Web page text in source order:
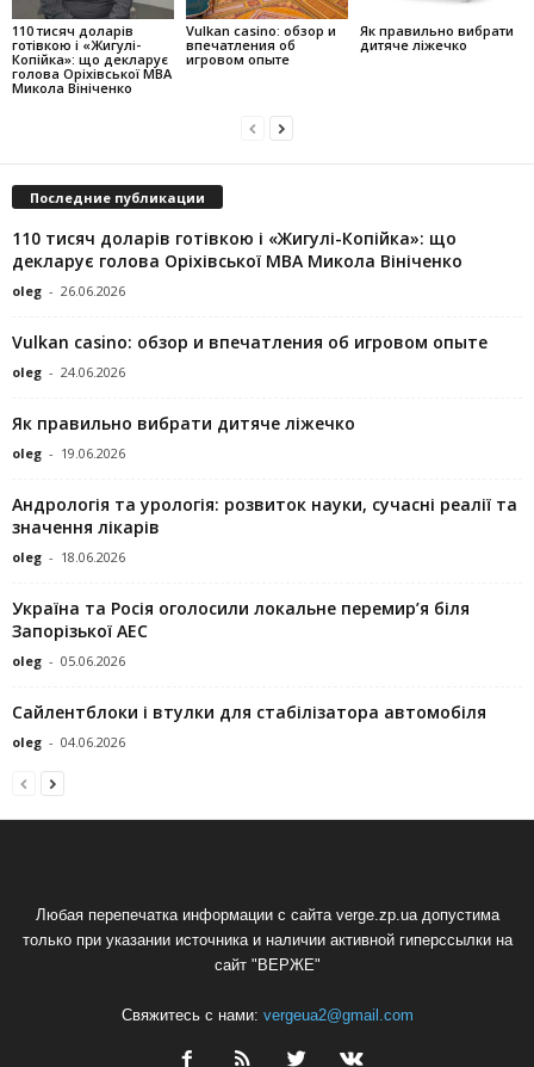
110 тисяч доларів
готівкою і «Жигулі-
Копійка»: що декларує
голова Оріхівської МВА
Микола Вініченко
Vulkan casino: обзор и
впечатления об
игровом опыте
Як правильно вибрати
дитяче ліжечко
Последние публикации
110 тисяч доларів готівкою і «Жигулі-Копійка»: що
декларує голова Оріхівської МВА Микола Вініченко
oleg - 26.06.2026
Vulkan casino: обзор и впечатления об игровом опыте
oleg - 24.06.2026
Як правильно вибрати дитяче ліжечко
oleg - 19.06.2026
Андрологія та урологія: розвиток науки, сучасні реалії та
значення лікарів
oleg - 18.06.2026
Україна та Росія оголосили локальне перемир’я біля
Запорізької АЕС
oleg - 05.06.2026
Сайлентблоки і втулки для стабілізатора автомобіля
oleg - 04.06.2026
Любая перепечатка информации с сайта verge.zp.ua допустима
только при указании источника и наличии активной гиперссылки на
сайт "ВЕРЖЕ"
Свяжитесь с нами: vergeua2@gmail.com